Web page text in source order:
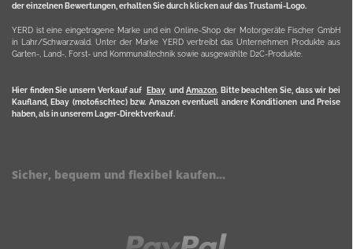
der einzelnen Bewertungen, erhalten Sie durch klicken auf das Trustami-Logo.
YERD ist eine eingetragene Marke und ein Online-Shop der Motorgeräte Fischer GmbH
in Lahr/Schwarzwald. Unter der Marke YERD vertreibt das Unternehmen Produkte aus
Garten-, Land-, Forst- und Kommunaltechnik sowie ausgewählte D2C-Produkte.
Hier finden Sie unsern Verkauf auf Ebayund Amazon. Bitte beachten Sie, dass wir bei
Kaufland, Ebay (motofischtec) bzw. Amazon eventuell andere Konditionen und Preise
haben, als in unserem Lager-Direktverkauf.
Sicher, bequem und flexibel kaufen...